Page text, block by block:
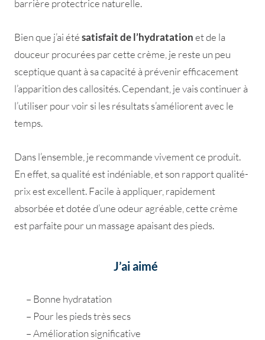
barrière protectrice naturelle.
Bien que j’ai étésatisfait de l’hydratationet de la
douceur procurées par cette crème, je reste un peu
sceptique quant à sa capacité à prévenir efficacement
l’apparition des callosités. Cependant, je vais continuer à
l’utiliser pour voir si les résultats s’améliorent avec le
temps.
Dans l’ensemble, je recommande vivement ce produit.
En effet, sa qualité est indéniable, et son rapport qualité-
prix est excellent. Facile à appliquer, rapidement
absorbée et dotée d’une odeur agréable, cette crème
est parfaite pour un massage apaisant des pieds.
J’ai aimé
– Bonne hydratation
– Pour les pieds très secs
– Amélioration significative